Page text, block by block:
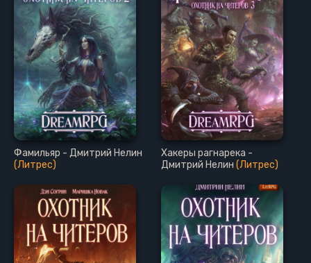
Фамильяр - Дмитрий Нелин
(Литрес)
Хакеры рагнарека -
Дмитрий Нелин (Литрес)